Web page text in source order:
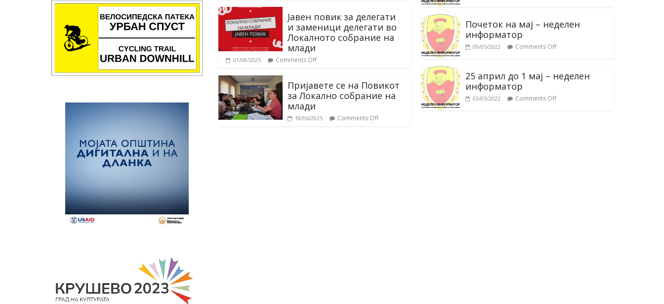
Јавен повик за делегати
и заменици делегати во
Локалното собрание на
млади
01/08/2025 Comments Off
Пријавете се на Повикот
за Локално собрание на
млади
18/06/2025 Comments Off
Почеток на мај – неделен
информатор
09/05/2022 Comments Off
25 април до 1 мај – неделен
информатор
03/05/2022 Comments Off